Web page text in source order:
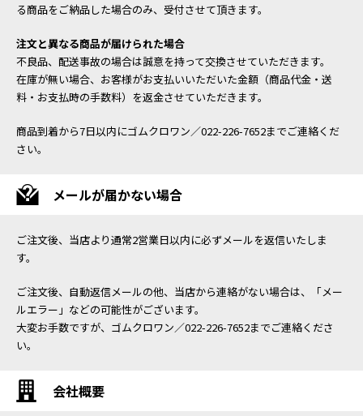
る商品をご納品した場合のみ、受付させて頂きます。
注文と異なる商品が届けられた場合
不良品、配送事故の場合は誠意を持って交換させていただきます。
在庫が無い場合、お客様がお支払いいただいた金額（商品代金・送
料・お支払時の手数料）を返金させていただきます。
商品到着から7日以内にゴムクロワン／022-226-7652までご連絡くだ
さい。
メールが届かない場合
ご注文後、当店より通常2営業日以内に必ずメールを返信いたしま
す。
ご注文後、自動返信メールの他、当店から連絡がない場合は、「メー
ルエラー」などの可能性がございます。
大変お手数ですが、ゴムクロワン／022-226-7652までご連絡くださ
い。
会社概要